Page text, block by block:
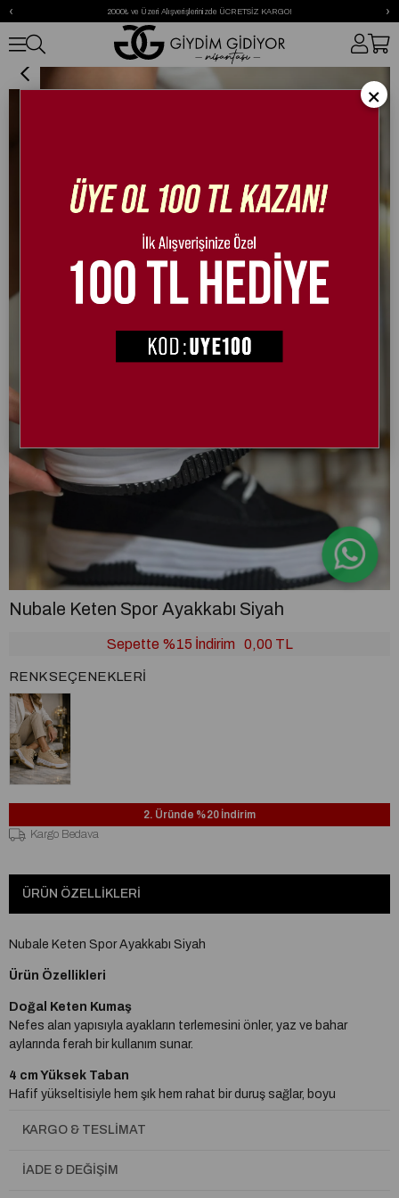
2000₺ ve Üzeri Alışverişlerinizde ÜCRETSİZ KARGO!
‹ ›
Nubale Keten Spor Ayakkabı Siyah
Nubale Keten Spor Ayakkabı Siyah
Sepette %15 İndirim 0,00 TL
RENK SEÇENEKLERI
2. Üründe %20 İndirim
Kargo Bedava
ÜRÜN ÖZELLIKLERI
Nubale Keten Spor Ayakkabı Siyah
Ürün Özellikleri
Doğal Keten Kumaş
Nefes alan yapısıyla ayakların terlemesini önler, yaz ve bahar
aylarında ferah bir kullanım sunar.
4 cm Yüksek Taban
Hafif yükseltisiyle hem şık hem rahat bir duruş sağlar, boyu
Ayak tabanına maksimum destek sağlar, yürüyüş ve günlük
aktivitelerde konforu artırır.
KARGO & TESLIMAT
İADE & DEĞIŞIM
×